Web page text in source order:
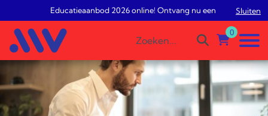
Educatieaanbod 2026 online! Ontvang nu een gratisSluiten
0